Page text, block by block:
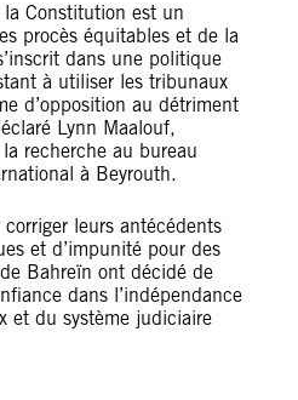
Constitution est un
procès équitables et de la
dans une politique
à utiliser les tribunaux
d’opposition au détriment
Lynn Maalouf,
recherche au bureau
à Beyrouth.
leurs antécédents
et d’impunité pour des
Bahreïn ont décidé de
dans l’indépendance
et du système judiciaire